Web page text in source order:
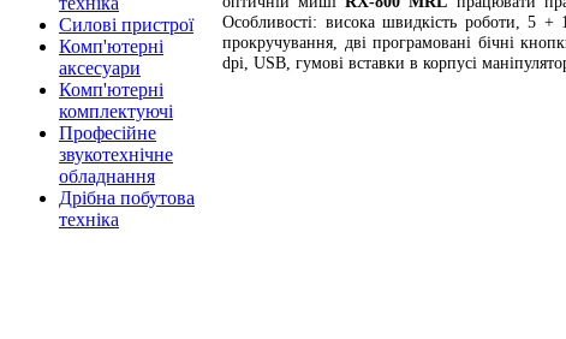
Силові пристрої
Комп'ютерні
аксесуари
Комп'ютерні
комплектуючі
Професійне
звукотехнічне
обладнання
Дрібна побутова
техніка
Особливості: висока швидкість роботи, 5 +
прокручування, дві програмовані бічні
dpi, USB, гумові вставки в корпусі